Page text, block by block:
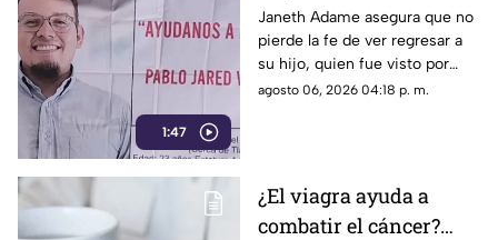
1:47
Pablo Jared mantiene
la esperanza de
encontrarlo con vida
Janeth Adame asegura que no
pierde la fe de ver regresar a
su hijo, quien fue visto por
última vez el 30 de julio de
agosto 06, 2026 04:18 p. m.
¿El viagra ayuda a
combatir el cáncer?